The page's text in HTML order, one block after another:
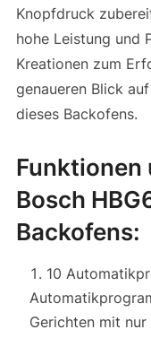
Knopfdruck
hohe Leistung und
Kreationen zum
genaueren Blick
dieses Backofens.
Funktionen
Bosch
Backofens:
10
Gerichten mit